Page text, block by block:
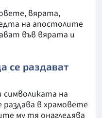
вярата,
на апостолите
във вярата и
се раздават
символиката на
в храмовете
му тя онагледява